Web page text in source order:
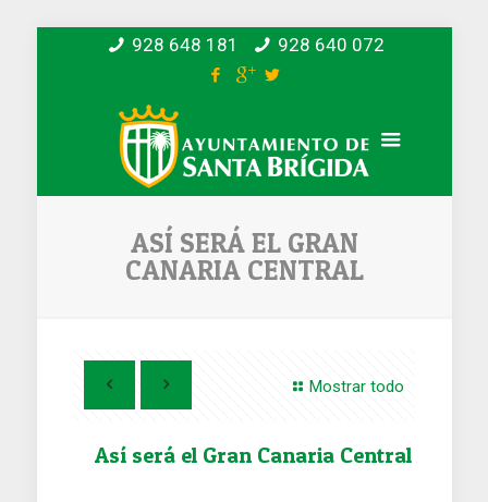
928 648 181 928 640 072
ASÍ SERÁ EL GRAN
CANARIA CENTRAL
Mostrar todo
Así será el Gran Canaria Central